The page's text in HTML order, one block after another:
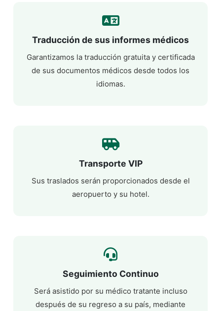
Traducción de sus informes médicos
Garantizamos la traducción gratuita y certificada
de sus documentos médicos desde todos los
idiomas.
Transporte VIP
Sus traslados serán proporcionados desde el
aeropuerto y su hotel.
Seguimiento Continuo
Será asistido por su médico tratante incluso
después de su regreso a su país, mediante